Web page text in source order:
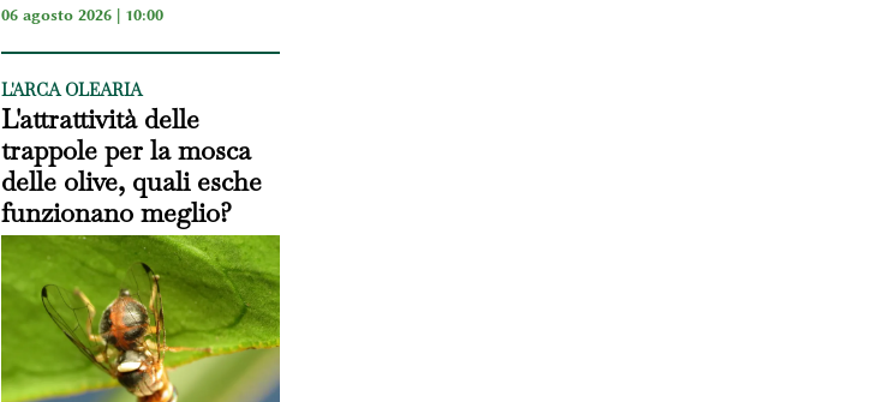
06 agosto 2026 | 10:00
L'ARCA OLEARIA
L'attrattività delle
trappole per la mosca
delle olive, quali esche
funzionano meglio?